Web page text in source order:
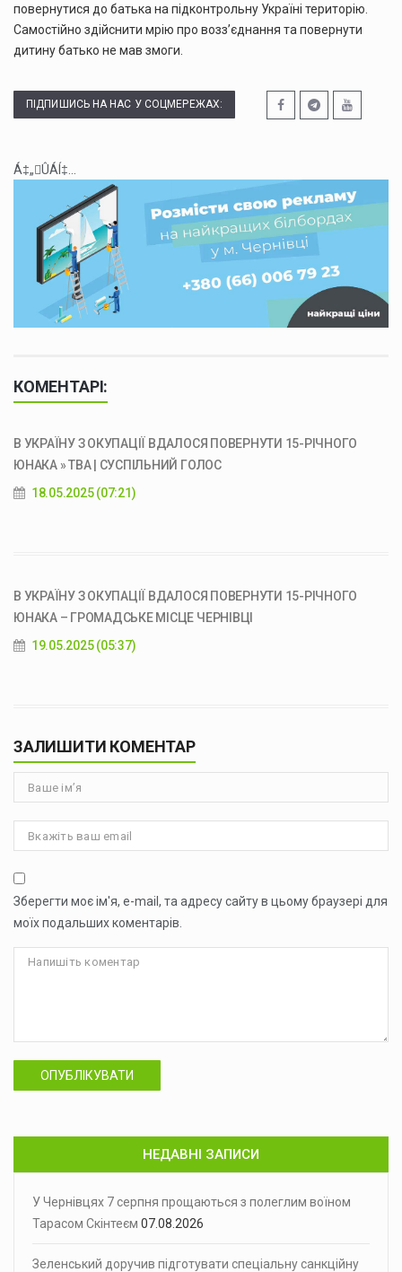
повернутися до батька на підконтрольну Україні територію.
Самостійно здійснити мрію про возз’єднання та повернути
дитину батько не мав змоги.
ПІДПИШИСЬ НА НАС У СОЦМЕРЕЖАХ:
Á‡„ÛÁÍ‡...
КОМЕНТАРІ:
В УКРАЇНУ З ОКУПАЦІЇ ВДАЛОСЯ ПОВЕРНУТИ 15-РІЧНОГО
ЮНАКА » ТВА | СУСПІЛЬНИЙ ГОЛОС
18.05.2025 (07:21)
В УКРАЇНУ З ОКУПАЦІЇ ВДАЛОСЯ ПОВЕРНУТИ 15-РІЧНОГО
ЮНАКА – ГРОМАДСЬКЕ МІСЦЕ ЧЕРНІВЦІ
19.05.2025 (05:37)
ЗАЛИШИТИ КОМЕНТАР
Зберегти моє ім'я, e-mail, та адресу сайту в цьому браузері для
моїх подальших коментарів.
ОПУБЛІКУВАТИ
НЕДАВНІ ЗАПИСИ
У Чернівцях 7 серпня прощаються з полеглим воїном
Тарасом Скінтеєм 07.08.2026
Зеленський доручив підготувати спеціальну санкційну